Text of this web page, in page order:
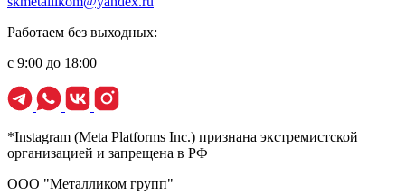
Работаем без выходных:
с 9:00 до 18:00
*Instagram (Meta Platforms Inc.) признана экстремистской
организацией и запрещена в РФ
ООО "Металликом групп"